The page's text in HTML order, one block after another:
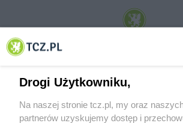
© 2001-2026 Tczew - TCZ.PL Sp. z o.o. Internetowy
Drogi Użytkowniku,
Na naszej stronie tcz.pl, my oraz
partnerów uzyskujemy dostęp i